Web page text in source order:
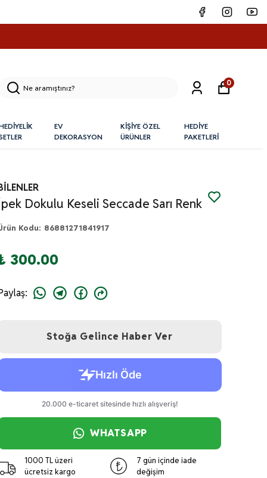
EV
DEKORASYON
KİŞİYE ÖZEL
ÜRÜNLER
HEDİYE
PAKETLERİ
0
Dokulu Keseli Seccade Sarı Renk
Kodu: 86881271841917
300.00
:
Stoğa Gelince Haber Ver
WHATSAPP
1000 TL üzeri
ücretsiz kargo
7 gün içinde iade
değişim